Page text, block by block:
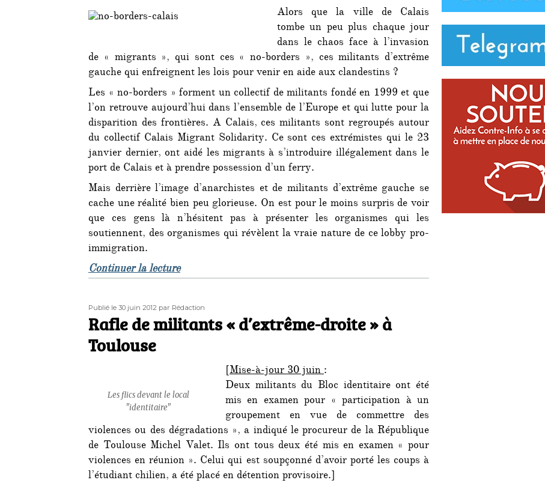
Alors que la ville de Calais
tombe un peu plus chaque jour
dans le chaos face à l’invasion
de « migrants », qui sont ces « no-borders », ces militants d’extrême
gauche qui enfreignent les lois pour venir en aide aux clandestins ?
Les « no-borders » forment un collectif de militants fondé en 1999 et que
l’on retrouve aujourd’hui dans l’ensemble de l’Europe et qui lutte pour la
disparition des frontières. A Calais, ces militants sont regroupés autour
du collectif Calais Migrant Solidarity. Ce sont ces extrémistes qui le 23
janvier dernier, ont aidé les migrants à s’introduire illégalement dans le
port de Calais et à prendre possession d’un ferry.
Mais derrière l’image d’anarchistes et de militants d’extrême gauche se
cache une réalité bien peu glorieuse. On est pour le moins surpris de voir
que ces gens là n’hésitent pas à présenter les organismes qui les
soutiennent, des organismes qui révèlent la vraie nature de ce lobby pro-
immigration.
Continuer la lecturede « A Calais les « no-borders » sont soutenus par le milliardaire George Soros »
Publié
le
Publié le 30 juin 2012 Auteur
par Rédaction
Rafle de militants « d’extrême-droite » à
Toulouse
Les flics devant le local
"identitaire"
[Mise-à-jour 30 juin:
Deux militants du Bloc identitaire ont été
mis en examen pour « participation à un
groupement en vue de commettre des
violences ou des dégradations », a indiqué le procureur de la République
de Toulouse Michel Valet. Ils ont tous deux été mis en examen « pour
violences en réunion ». Celui qui est soupçonné d’avoir porté les coups à
l’étudiant chilien, a été placé en détention provisoire.]